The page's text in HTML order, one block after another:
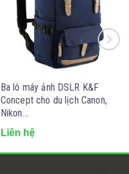
Ba lô máy ảnh DSLR K&F
Concept cho du lịch Canon,
Nikon...
Liên hệ